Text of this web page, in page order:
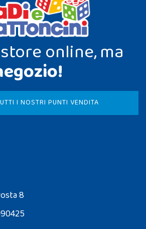
online, ma
I NOSTRI PUNTI VENDITA
8